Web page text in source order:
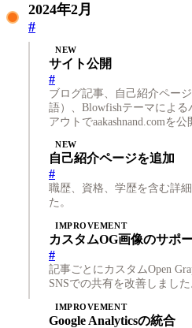
2024年2月
#
NEW
サイト公開
#
ブログ記事、自己紹介ペー
語）、Blowfishテーマによ
アウトでaakashnand.comを公
NEW
自己紹介ページを追加
#
職歴、資格、学歴を含む詳
た。
IMPROVEMENT
カスタムOG画像のサポ
#
記事ごとにカスタムOpen
SNSでの共有を改善しました
IMPROVEMENT
Google Analyticsの統合